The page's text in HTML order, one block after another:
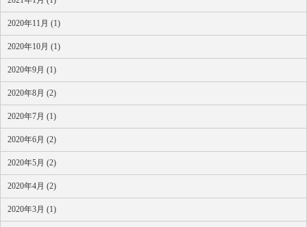
2020年11月 (1)
2020年10月 (1)
2020年9月 (1)
2020年8月 (2)
2020年7月 (1)
2020年6月 (2)
2020年5月 (2)
2020年4月 (2)
2020年3月 (1)